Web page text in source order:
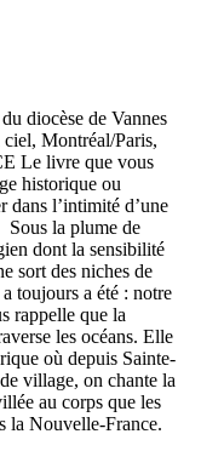
diocèse de Vannes
Montréal/Paris,
Le livre que vous
historique ou
dans l’intimité d’une
Sous la plume de
dont la sensibilité
sort des niches de
toujours a été : notre
rappelle que la
les océans. Elle
où depuis Sainte-
village, on chante la
au corps que les
la Nouvelle-France.